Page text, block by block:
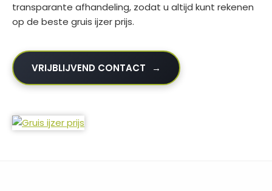
transparante afhandeling, zodat u altijd kunt rekenen
op de beste gruis ijzer prijs.
VRIJBLIJVEND CONTACT